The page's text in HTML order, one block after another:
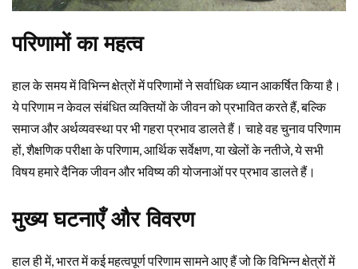
परिणामों का महत्व
हाल के समय में विभिन्न क्षेत्रों में परिणामों ने सर्वाधिक ध्यान आकर्षित किया है।
ये परिणाम न केवल संबंधित व्यक्तियों के जीवन को प्रभावित करते हैं, बल्कि
समाज और अर्थव्यवस्था पर भी गहरा प्रभाव डालते हैं। चाहे वह चुनाव परिणाम
हों, शैक्षणिक परीक्षा के परिणाम, आर्थिक सर्वेक्षण, या खेलों के नतीजे, ये सभी
विषय हमारे दैनिक जीवन और भविष्य की योजनाओं पर प्रभाव डालते हैं।
मुख्य घटनाएँ और विवरण
हाल ही में, भारत में कई महत्वपूर्ण परिणाम सामने आए हैं जो कि विभिन्न क्षेत्रों में